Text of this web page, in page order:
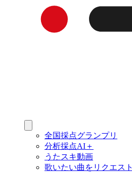
全国採点グランプリ
分析採点AI＋
うたスキ動画
歌いたい曲をリクエスト